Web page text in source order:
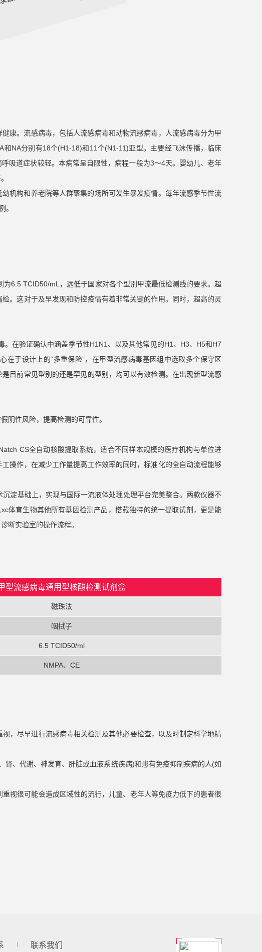
康。流感病毒，包括人流感病毒和动物流感病毒，人流感病毒分为甲
NA分别有18个(H1-18)和11个(N1-11)亚型。主要经飞沫传播，临床
吸道症状较轻。本病常呈自限性，病程一般为3～4天。婴幼儿、老年
机构和养老院等人群聚集的场所可发生暴发疫情。每年流感季节性流
。
6.5 TCID50/mL，远低于国家对各个型别甲流最低检测线的要求。超
。这对于及早发现和防控疫情有着非常关键的作用。同时，超高的灵
在验证确认中涵盖季节性H1N1、以及其他常见的H1、H3、H5和H7
于设计上的“多重保险”，在甲型流感病毒基因组中选取多个保守区
目前常见型别的还是罕见的型别，均可以有效检测。在出现新型流感
阴性风险，提高检测的可靠性。
CS全自动核酸提取系统，适合不同样本规模的医疗机构与单位进
操作，在减少工作量提高工作效率的同时，标准化的全自动流程能够
淀基础上，实现与国际一流液体处理处理平台完美整合。两款仪器不
体育生物其他所有基因检测产品，搭载独特的统一提取试剂，更是能
断实验室的操作流程。
型流感病毒通用型核酸检测试剂盒
磁珠法
咽拭子
6.5 TCID50/ml
NMPA、CE
，尽早进行流感病毒相关检测及其他必要检查，以及时制定科学地精
肾、代谢、神发育、肝脏或血液系统疾病)和患有免疫抑制疾病的人(如
视很可能会造成区域性的流行，儿童、老年人等免疫力低下的患者很
联系我们